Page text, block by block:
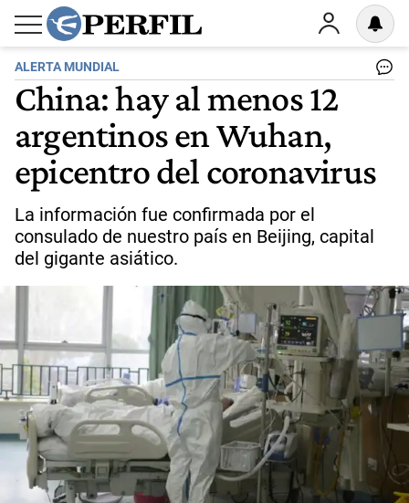
ALERTA MUNDIAL
China: hay al menos 12
argentinos en Wuhan,
epicentro del coronavirus
La información fue confirmada por el
consulado de nuestro país en Beijing, capital
del gigante asiático.